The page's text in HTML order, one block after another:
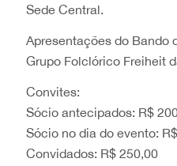
Sede Central.
Apresentações do Bando
Grupo Folclórico Freiheit
Convites:
Sócio antecipados: R$
Sócio no dia do evento:
Convidados: R$ 250,00